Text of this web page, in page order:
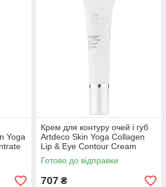
Yoga
Крем для контуру очей і губ
Artdeco Skin Yoga Collagen
Lip & Eye Contour Cream
(тестер) 15ml
(4052136159622)
Готово до відправки
707 ₴